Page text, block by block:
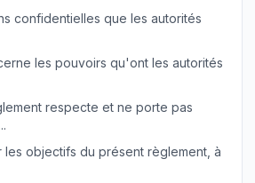
confidentielles que les autorités
les pouvoirs qu'ont les autorités
respecte et ne porte pas
les objectifs du présent règlement, à